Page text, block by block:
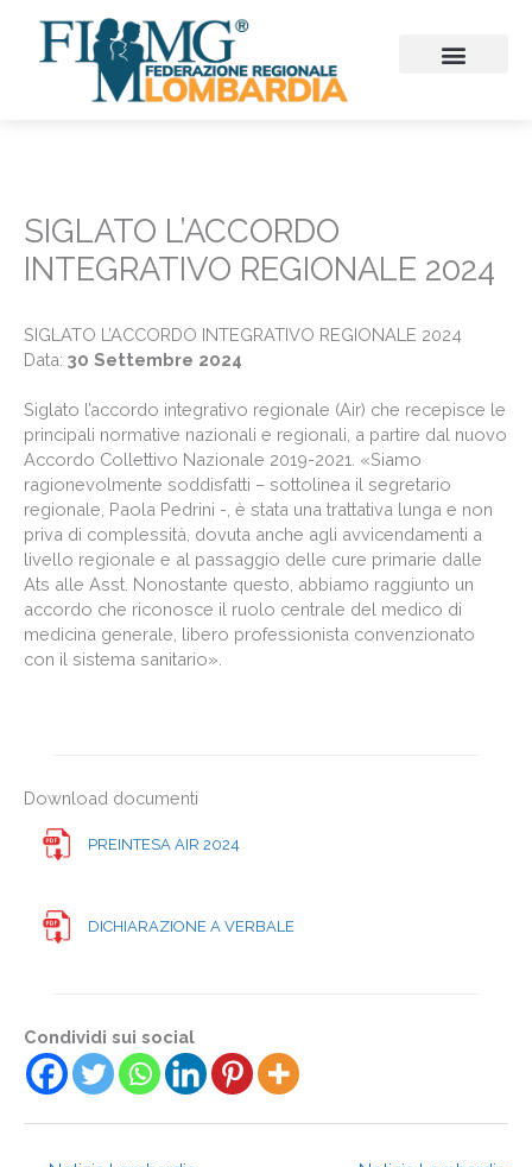
contenuto
SIGLATO L’ACCORDO
INTEGRATIVO REGIONALE 2024
SIGLATO L’ACCORDO INTEGRATIVO REGIONALE 2024
Data: 30 Settembre 2024
Siglato l’accordo integrativo regionale (Air) che recepisce le
principali normative nazionali e regionali, a partire dal nuovo
Accordo Collettivo Nazionale 2019-2021. «Siamo
ragionevolmente soddisfatti – sottolinea il segretario
regionale, Paola Pedrini -, è stata una trattativa lunga e non
priva di complessità, dovuta anche agli avvicendamenti a
livello regionale e al passaggio delle cure primarie dalle
Ats alle Asst. Nonostante questo, abbiamo raggiunto un
accordo che riconosce il ruolo centrale del medico di
medicina generale, libero professionista convenzionato
con il sistema sanitario».
Download documenti
PREINTESA AIR 2024
DICHIARAZIONE A VERBALE
Condividi sui social